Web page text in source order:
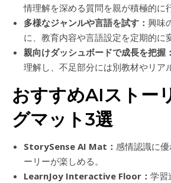
情理解を深める質問を親が積極的に
多様なジャンルや言語を試す： 興味
に、教育内容や言語設定を定期的に
親向けダッシュボードで成長を把握：
理解し、不足部分には別教材やリア
おすすめAIストー
グマット3選
StorySense AI Mat： 感情認識に
ーリーが楽しめる。
LearnJoy Interactive Floor： 学習